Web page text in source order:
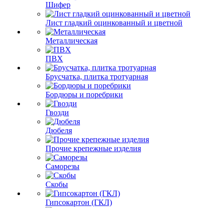
Шифер
Лист гладкий оцинкованный и цветной
Металлическая
ПВХ
Брусчатка, плитка тротуарная
Бордюры и поребрики
Гвозди
Дюбеля
Прочие крепежные изделия
Саморезы
Скобы
Гипсокартон (ГКЛ)